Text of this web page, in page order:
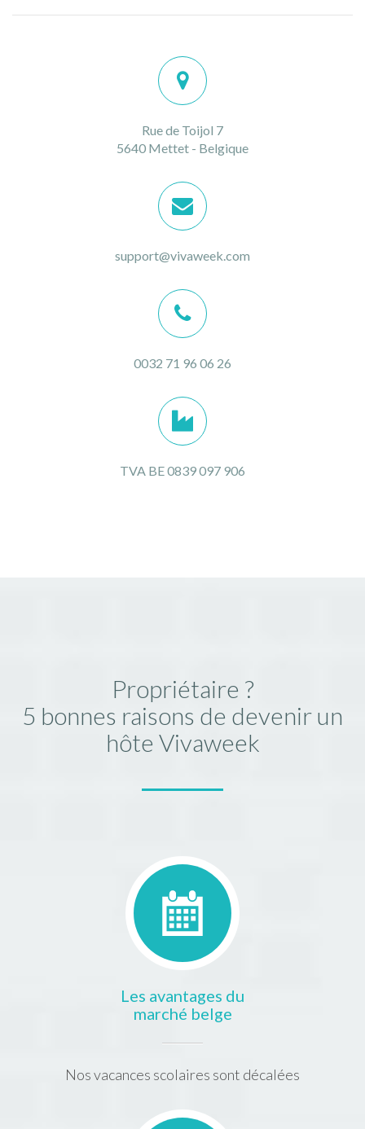
Rue de Toijol 7
5640 Mettet - Belgique
support@vivaweek.com
0032 71 96 06 26
TVA BE 0839 097 906
Propriétaire ?
5 bonnes raisons de devenir un
hôte Vivaweek
Les avantages du
marché belge
Nos vacances scolaires sont décalées